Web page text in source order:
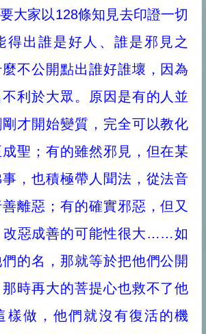
大家以128條知見去印證一切
得出誰是好人、誰是邪見之
不公開點出誰好誰壞，因為
利於大眾。原因是有的人並
才開始變質，完全可以教化
聖；有的雖然邪見，但在某
，也積極帶人聞法，從法音
離惡；有的確實邪惡，但又
改惡成善的可能性很大……如
的名，那就等於把他們公開
時再大的菩提心也救不了他
樣做，他們就沒有復活的機